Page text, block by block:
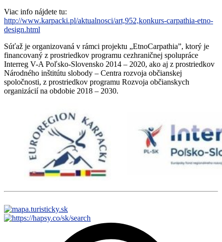
Viac info nájdete tu:
http://www.karpacki.pl/aktualnosci/art,952,konkurs-carpathia-etno-
design.html
Súťaž je organizovaná v rámci projektu „EtnoCarpathia”, ktorý je
financovaný z prostriedkov programu cezhraničnej spolupráce
Interreg V-A Poľsko-Slovensko 2014 – 2020, ako aj z prostriedkov
Národného inštitútu slobody – Centra rozvoja občianskej
spoločnosti, z prostriedkov programu Rozvoja občianskych
organizácií na obdobie 2018 – 2030.